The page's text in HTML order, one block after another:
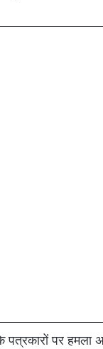
पर हमला